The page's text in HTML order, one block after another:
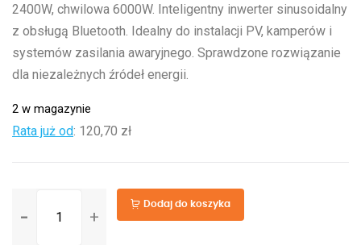
2400W, chwilowa 6000W. Inteligentny inwerter sinusoidalny
z obsługą Bluetooth. Idealny do instalacji PV, kamperów i
systemów zasilania awaryjnego. Sprawdzone rozwiązanie
dla niezależnych źródeł energii.
2 w magazynie
Rata już od: 120,70 zł
Phoenix
Dodaj do koszyka